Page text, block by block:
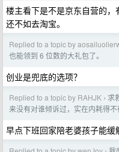
楼主看下是不是京东自营的
还不如去淘宝。
Replied to a topic by
也能领到 6 位数的大礼包了。
创业是兜底的选项？
Replied to a topic by RAHJK › 求
来没有对谁倾诉过，实在内耗得不
早点下班回家陪老婆孩子能缓